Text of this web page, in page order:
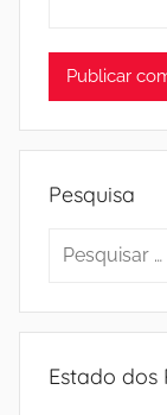
Pesquisa
Pesquisar
Estado dos